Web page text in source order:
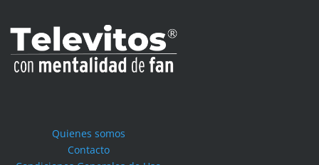
Quienes somos
Contacto